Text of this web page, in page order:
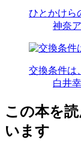
ひとかけら
神奈
交換条件は
白井
この本を
います